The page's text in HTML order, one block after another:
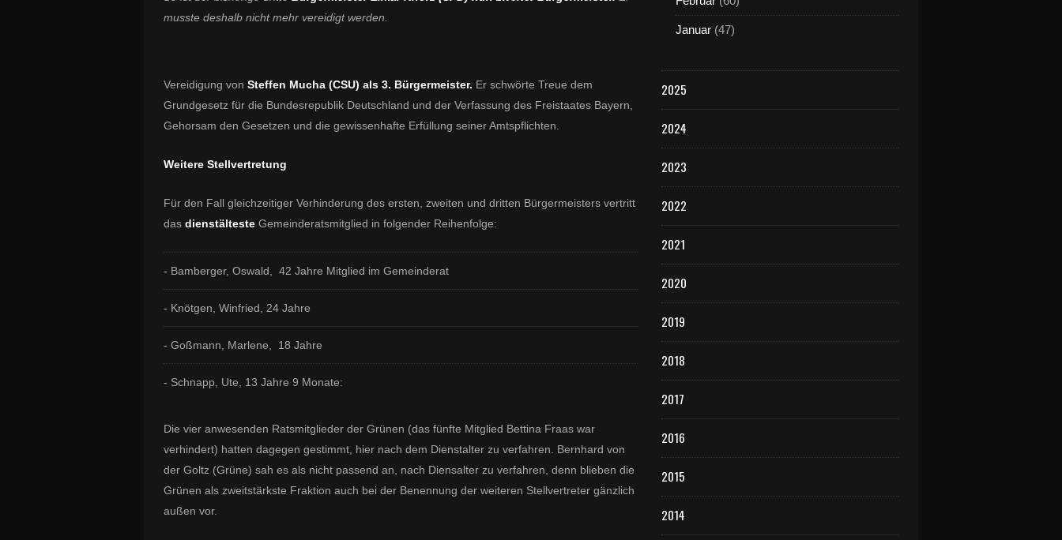
musste deshalb nicht mehr vereidigt werden.
Vereidigung von Steffen Mucha (CSU) als 3. Bürgermeister. Er schwörte Treue dem
Grundgesetz für die Bundesrepublik Deutschland und der Verfassung des Freistaates Bayern,
Gehorsam den Gesetzen und die gewissenhafte Erfüllung seiner Amtspflichten.
Weitere Stellvertretung
Für den Fall gleichzeitiger Verhinderung des ersten, zweiten und dritten Bürgermeisters vertritt
das dienstälteste Gemeinderatsmitglied in folgender Reihenfolge:
- Bamberger, Oswald, 42 Jahre Mitglied im Gemeinderat
- Knötgen, Winfried, 24 Jahre
- Goßmann, Marlene, 18 Jahre
- Schnapp, Ute, 13 Jahre 9 Monate:
Die vier anwesenden Ratsmitglieder der Grünen (das fünfte Mitglied Bettina Fraas war
verhindert) hatten dagegen gestimmt, hier nach dem Dienstalter zu verfahren. Bernhard von
der Goltz (Grüne) sah es als nicht passend an, nach Diensalter zu verfahren, denn blieben die
Grünen als zweitstärkste Fraktion auch bei der Benennung der weiteren Stellvertreter gänzlich
außen vor.
Januar (47)
2025
2024
2023
2022
2021
2020
2019
2018
2017
2016
2015
2014